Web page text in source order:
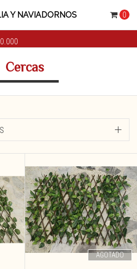
Y NAVIADORNOS 0
Cercas
AGOTADO